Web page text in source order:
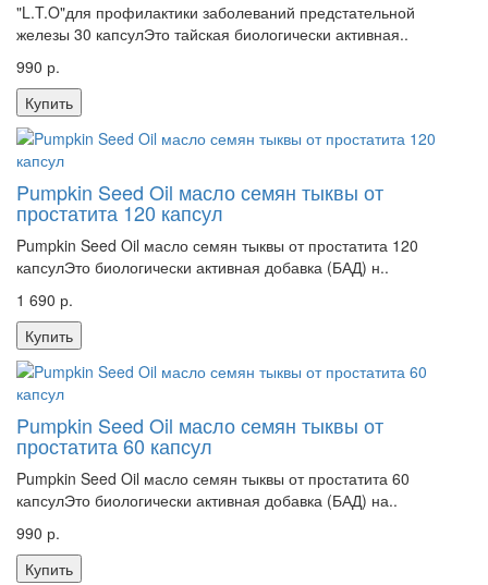
"L.T.O"для профилактики заболеваний предстательной
железы 30 капсулЭто тайская биологически активная..
990 р.
Купить
Pumpkin Seed Oil масло семян тыквы от
простатита 120 капсул
Pumpkin Seed Oil масло семян тыквы от простатита 120
капсулЭто биологически активная добавка (БАД) н..
1 690 р.
Купить
Pumpkin Seed Oil масло семян тыквы от
простатита 60 капсул
Pumpkin Seed Oil масло семян тыквы от простатита 60
капсулЭто биологически активная добавка (БАД) на..
990 р.
Купить